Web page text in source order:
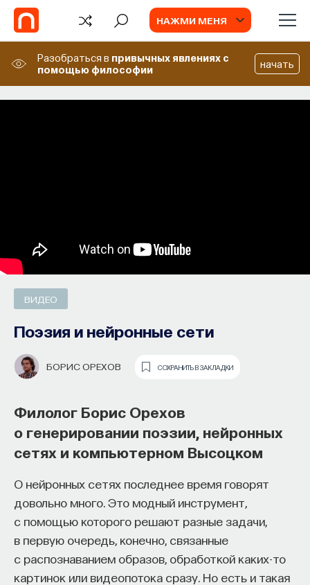
НАЖМИ МЕНЯ
Разобраться в привычных явлениях с
помощью философии
начать
ВИДЕО
Поэзия и нейронные сети
БОРИС ОРЕХОВ СОХРАНИТЬ В ЗАКЛАДКИ
Филолог Борис Орехов
о генерировании поэзии, нейронных
сетях и компьютерном Высоцком
О нейронных сетях последнее время говорят
довольно много. Это модный инструмент,
с помощью которого решают разные задачи,
в первую очередь, конечно, связанные
с распознаванием образов, обработкой каких-то
картинок или видеопотока сразу. Но есть и такая
FAQ
7 фактов об устройствах,
позволяющих соединять два разных
квантовых объекта друг с другом
Квантовый интерфейс — это устройство, которое
умеет соединять два разных квантовых объекта